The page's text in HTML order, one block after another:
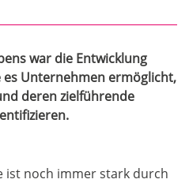
war die Entwicklung
es Unternehmen ermöglicht,
deren zielführende
ist noch immer stark durch